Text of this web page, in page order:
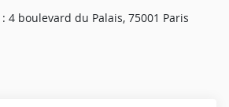
4 boulevard du Palais, 75001 Paris